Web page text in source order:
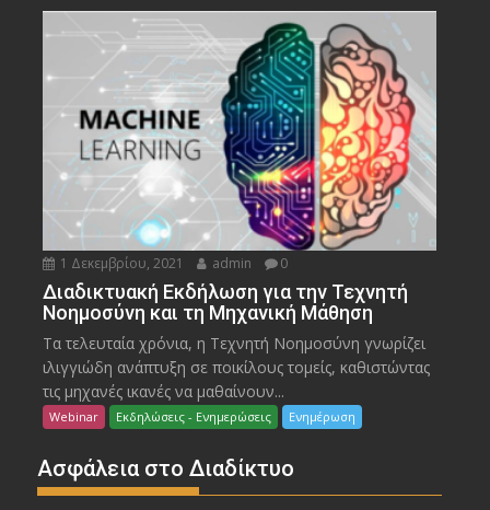
1 Δεκεμβρίου, 2021 admin 0
Διαδικτυακή Εκδήλωση για την Τεχνητή
Νοημοσύνη και τη Μηχανική Μάθηση
Τα τελευταία χρόνια, η Τεχνητή Νοημοσύνη γνωρίζει
ιλιγγιώδη ανάπτυξη σε ποικίλους τομείς, καθιστώντας
τις μηχανές ικανές να μαθαίνουν...
Webinar Εκδηλώσεις - Ενημερώσεις Ενημέρωση
Ασφάλεια στο Διαδίκτυο